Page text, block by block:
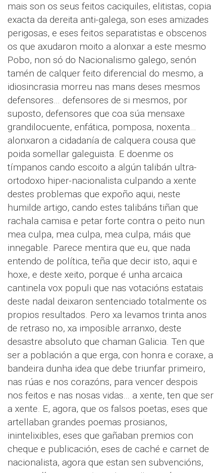
mais son os seus feitos caciquiles, elitistas, copia
exacta da dereita anti-galega, son eses amizades
perigosas, e eses feitos separatistas e obscenos
os que axudaron moito a alonxar a este mesmo
Pobo, non só do Nacionalismo galego, senón
tamén de calquer feito diferencial do mesmo, a
idiosincrasia morreu nas mans deses mesmos
defensores… defensores de si mesmos, por
suposto, defensores que coa súa mensaxe
grandilocuente, enfática, pomposa, noxenta…
alonxaron a cidadanía de calquera cousa que
poida somellar galeguista. E doenme os
tímpanos cando escoito a algún talibán ultra-
ortodoxo hiper-nacionalista culpando a xente
destes problemas que expoño aqui, neste
humilde artigo, cando estes talibáns tiñan que
rachala camisa e petar forte contra o peito nun
mea culpa, mea culpa, mea culpa, máis que
innegable. Parece mentira que eu, que nada
entendo de política, teña que decir isto, aqui e
hoxe, e deste xeito, porque é unha arcaica
cantinela vox populi que nas votacións estatais
deste nadal deixaron sentenciado totalmente os
propios resultados. Pero xa levamos trinta anos
de retraso no, xa imposible arranxo, deste
desastre absoluto que chaman Galicia. Ten que
ser a población a que erga, con honra e coraxe, a
bandeira dunha idea que debe triunfar primeiro,
nas rúas e nos corazóns, para vencer despois
nos feitos e nas nosas vidas… a xente, ten que ser
a xente. E, agora, que os falsos poetas, eses que
artellaban grandes poemas prosianos,
inintelixibles, eses que gañaban premios con
cheque e publicación, eses de caché e carnet de
nacionalista, agora que estan sen subvencións,